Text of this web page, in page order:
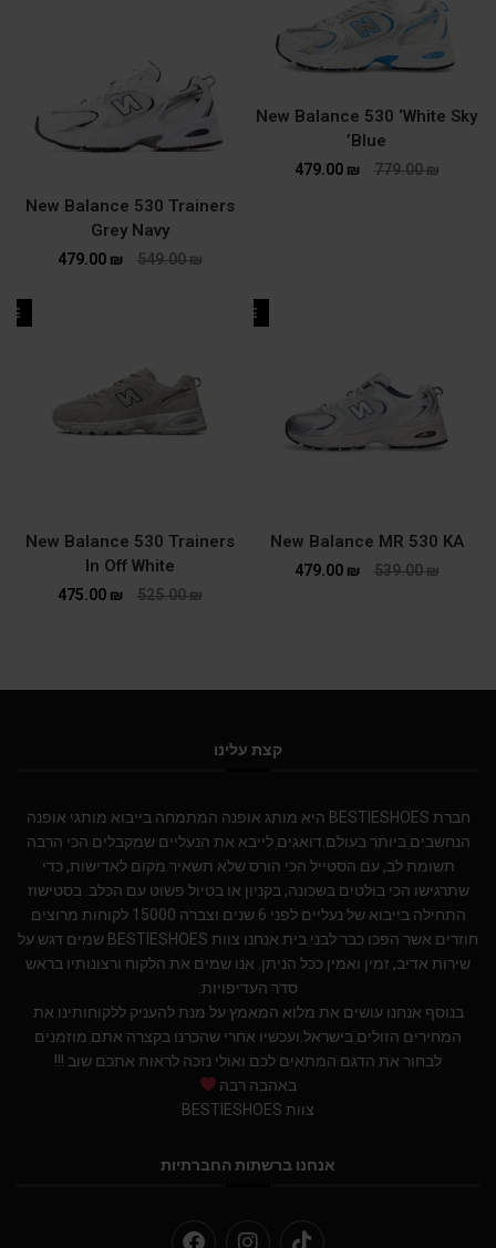
New Balance 530 ‘White Sky
Blue’
779.00₪
479.00 ₪
New Balance 530 Trainers
Grey Navy
549.00₪
479.00 ₪
SALE
New Balance MR 530 KA
539.00₪
479.00 ₪
New Balance 530 Trainers
In Off White
525.00₪
475.00 ₪
קצת עלינו
חברת BESTIESHOES היא מותג אופנה המתמחה בייבוא מותגי אופנה
הנחשבים ביותר בעולם.דואגים לייבא את הנעליים שמקבלים הכי הרבה
תשומת לב, עם הסטייל הכי הורס שלא תשאיר מקום לאדישות, כדי
שתרגישו הכי בולטים בשכונה, בקניון או בטיול פשוט עם הכלב. בסטישוז
התחילה בייבוא של נעליים לפני 6 שנים וצברה 15000 לקוחות מרוצים
חוזרים אשר הפכו כבר לבני בית.אנחנו צוות BESTIESHOES שמים דגש על
שירות אדיב, זמין ואמין ככל הניתן. אנו שמים את הלקוח ורצונותיו בראש
סדר העדיפויות.
בנוסף אנחנו עושים את מלוא המאמץ על מנת להעניק ללקוחותינו את
המחירים הזולים בישראל.ועכשיו אחרי שהכרנו בקצרה אתם מוזמנים
לבחור את הדגם המתאים לכם ואולי נזכה לראות אתכם שוב !!!
באהבה רבה
צוות BESTIESHOES
אנחנו ברשתות החברתיות